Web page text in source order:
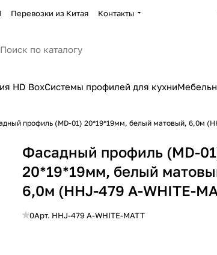
Перевозки из Китая Контакты
HD BoxСистемы профилей для кухни
профиль (MD-01) 20*19*19мм, белый матовый, 6,0м
Фасадный профиль (MD-
20*19*19мм, белый
6,0м (HHJ-479 A-WHITE-
0Арт. HHJ-479 A-WHITE-MATT